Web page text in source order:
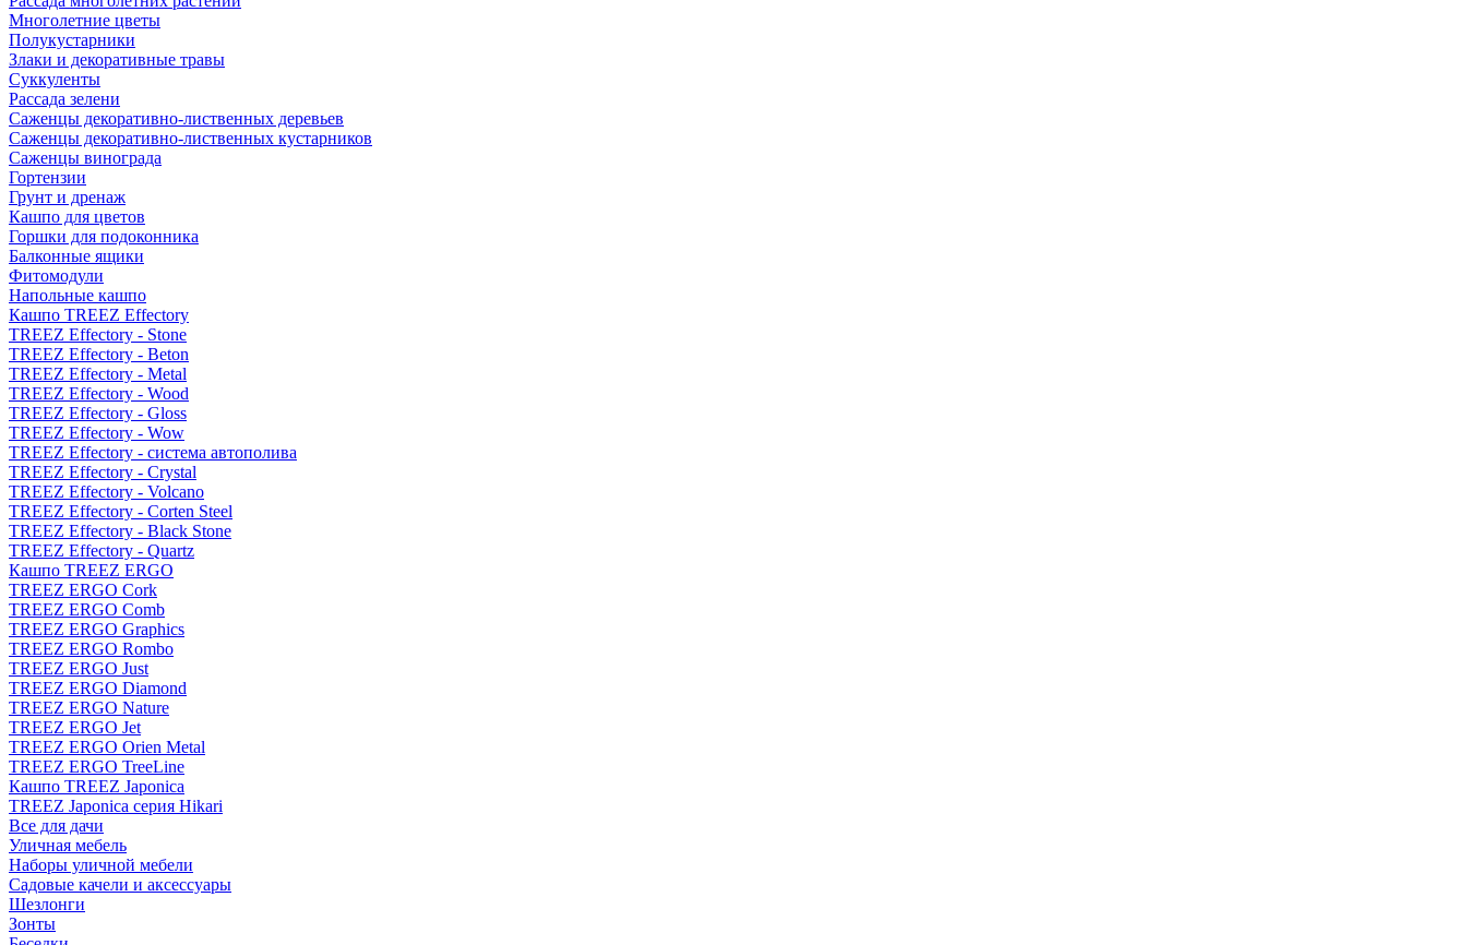
Многолетние цветы
Полукустарники
Злаки и декоративные травы
Суккуленты
Рассада зелени
Саженцы декоративно-лиственных деревьев
Саженцы декоративно-лиственных кустарников
Саженцы винограда
Гортензии
Грунт и дренаж
Кашпо для цветов
Горшки для подоконника
Балконные ящики
Фитомодули
Напольные кашпо
Кашпо TREEZ Effectory
TREEZ Effectory - Stone
TREEZ Effectory - Beton
TREEZ Effectory - Metal
TREEZ Effectory - Wood
TREEZ Effectory - Gloss
TREEZ Effectory - Wow
TREEZ Effectory - система автополива
TREEZ Effectory - Crystal
TREEZ Effectory - Volcano
TREEZ Effectory - Corten Steel
TREEZ Effectory - Black Stone
TREEZ Effectory - Quartz
Кашпо TREEZ ERGO
TREEZ ERGO Cork
TREEZ ERGO Comb
TREEZ ERGO Graphics
TREEZ ERGO Rombo
TREEZ ERGO Just
TREEZ ERGO Diamond
TREEZ ERGO Nature
TREEZ ERGO Jet
TREEZ ERGO Orien Metal
TREEZ ERGO TreeLine
Кашпо TREEZ Japonica
TREEZ Japonica серия Hikari
Все для дачи
Уличная мебель
Наборы уличной мебели
Садовые качели и аксессуары
Шезлонги
Зонты